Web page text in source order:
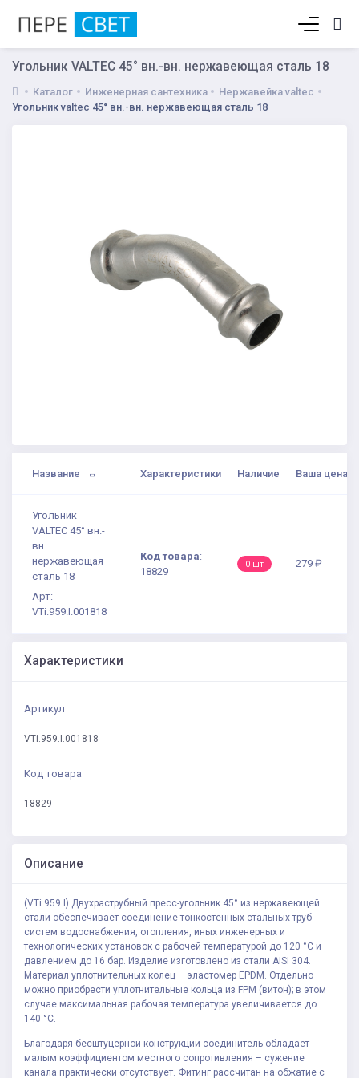
Угольник VALTEC 45° вн.-вн. нержавеющая сталь 18
Каталог Инженерная сантехника
Нержавейка valtec
Угольник valtec 45° вн.-вн. нержавеющая сталь 18
Название Характеристики Наличие Ваша цена
Угольник
VALTEC 45° вн.-
вн.
нержавеющая
сталь 18
Арт:
VTi.959.I.001818
Код товара:
18829
0 шт 279 ₽
Характеристики
Артикул
VTi.959.I.001818
Код товара
18829
Описание
(VTi.959.I) Двухраструбный пресс-угольник 45° из нержавеющей
стали обеспечивает соединение тонкостенных стальных труб
систем водоснабжения, отопления, иных инженерных и
технологических установок с рабочей температурой до 120 °С и
давлением до 16 бар. Изделие изготовлено из стали AISI 304.
Материал уплотнительных колец – эластомер EPDM. Отдельно
можно приобрести уплотнительные кольца из FPM (витон); в этом
случае максимальная рабочая температура увеличивается до
140 °С.
Благодаря бесштуцерной конструкции соединитель обладает
малым коэффициентом местного сопротивления – сужение
канала практически отсутствует. Фитинг рассчитан на обжатие с